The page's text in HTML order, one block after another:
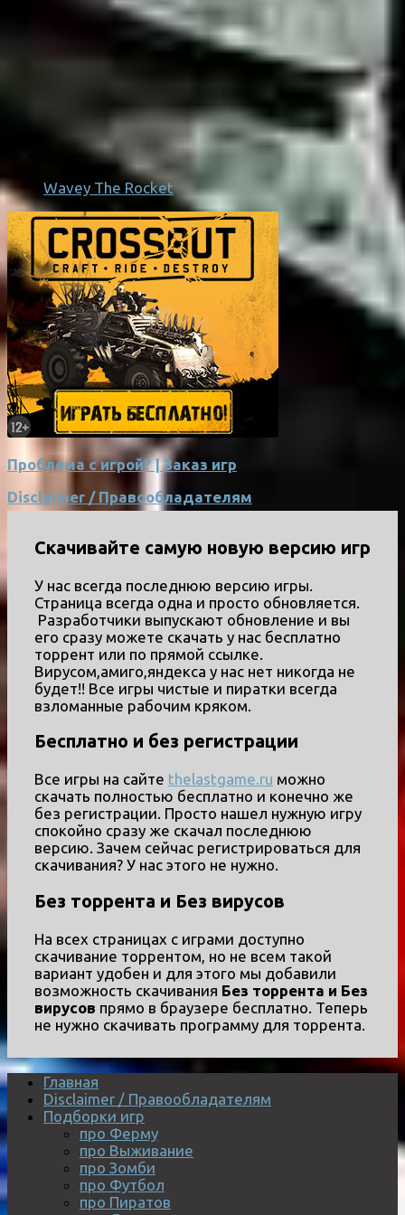
Wavey The Rocket
Проблема с игрой? | Заказ игр
Disclaimer / Правообладателям
Скачивайте самую новую версию игр
У нас всегда последнюю версию игры.
Страница всегда одна и просто обновляется.
Разработчики выпускают обновление и вы
его сразу можете скачать у нас бесплатно
торрент или по прямой ссылке.
Вирусом,амиго,яндекса у нас нет никогда не
будет!! Все игры чистые и пиратки всегда
взломанные рабочим кряком.
Бесплатно и без регистрации
Все игры на сайте thelastgame.ru можно
скачать полностью бесплатно и конечно же
без регистрации. Просто нашел нужную игру
спокойно сразу же скачал последнюю
версию. Зачем сейчас регистрироваться для
скачивания? У нас этого не нужно.
Без торрента и Без вирусов
На всех страницах с играми доступно
скачивание торрентом, но не всем такой
вариант удобен и для этого мы добавили
возможность скачивания Без торрента и Без
вирусов прямо в браузере бесплатно. Теперь
не нужно скачивать программу для торрента.
Главная
Disclaimer / Правообладателям
Подборки игр
про Ферму
про Выживание
про Зомби
про Футбол
про Пиратов